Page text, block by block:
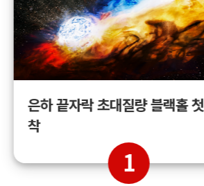
은하 끝자락 초대질량 블랙홀
착
1